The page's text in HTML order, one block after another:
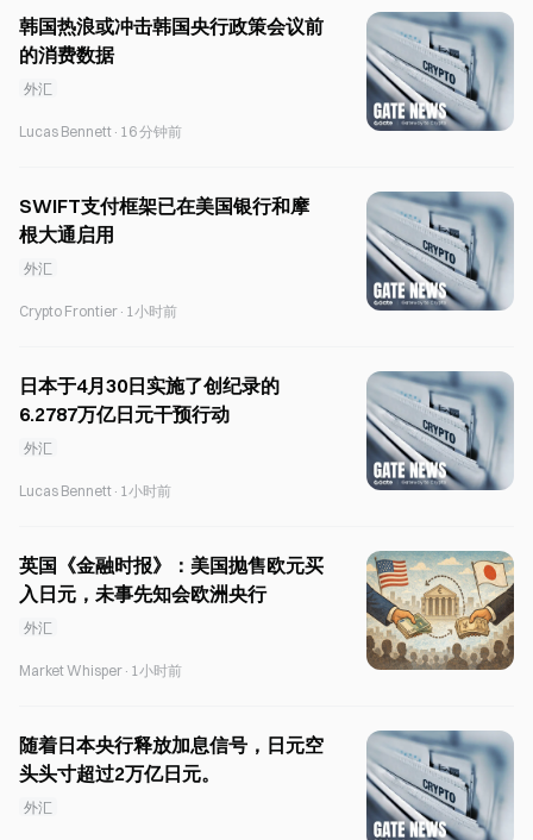
韩国热浪或冲击韩国央行政策会议前
的消费数据
外汇
Lucas Bennett · 16 分钟前
SWIFT支付框架已在美国银行和摩
根大通启用
外汇
Crypto Frontier · 1小时前
日本于4月30日实施了创纪录的
6.2787万亿日元干预行动
外汇
Lucas Bennett · 1小时前
英国《金融时报》：美国抛售欧元买
入日元，未事先知会欧洲央行
外汇
Market Whisper · 1小时前
随着日本央行释放加息信号，日元空
头头寸超过2万亿日元。
外汇